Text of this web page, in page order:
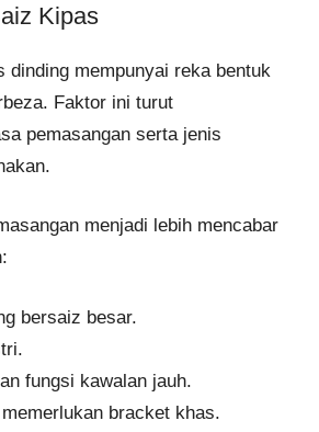
Kipas
dinding mempunyai reka bentuk
Faktor ini turut
pemasangan serta jenis
menjadi lebih mencabar
bersaiz besar.
fungsi kawalan jauh.
bracket khas.